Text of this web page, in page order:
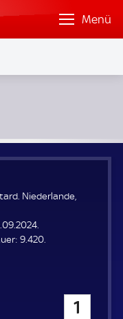
Menü
Niederlande,
Z
9.420.
1